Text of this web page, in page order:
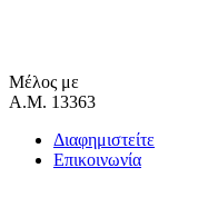
Μέλος με
Α.Μ. 13363
Διαφημιστείτε
Επικοινωνία